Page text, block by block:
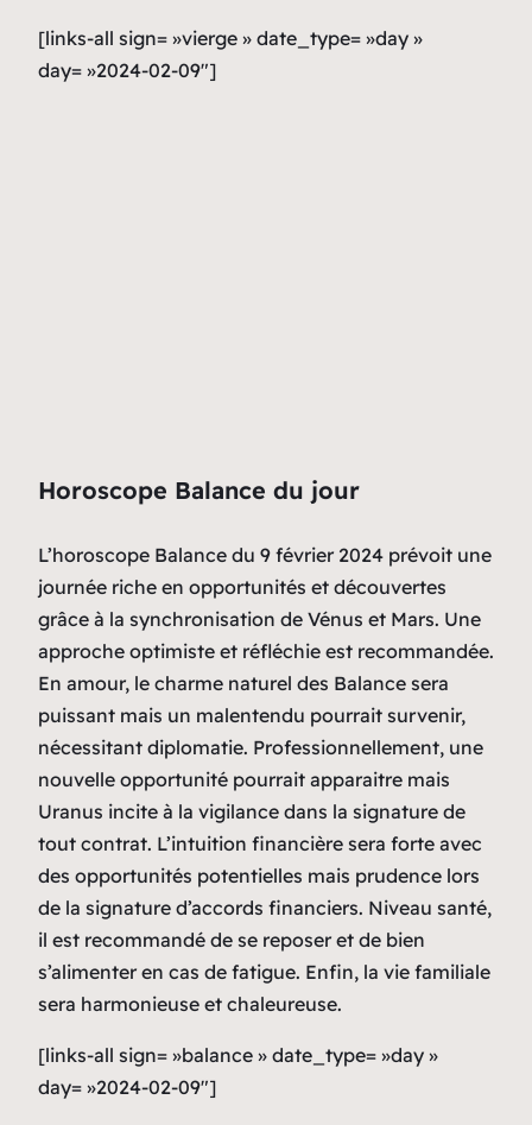
[links-all sign= »vierge » date_type= »day »
day= »2024-02-09″]
Horoscope Balance du jour
L’horoscope Balance du 9 février 2024 prévoit une
journée riche en opportunités et découvertes
grâce à la synchronisation de Vénus et Mars. Une
approche optimiste et réfléchie est recommandée.
En amour, le charme naturel des Balance sera
puissant mais un malentendu pourrait survenir,
nécessitant diplomatie. Professionnellement, une
nouvelle opportunité pourrait apparaitre mais
Uranus incite à la vigilance dans la signature de
tout contrat. L’intuition financière sera forte avec
des opportunités potentielles mais prudence lors
de la signature d’accords financiers. Niveau santé,
il est recommandé de se reposer et de bien
s’alimenter en cas de fatigue. Enfin, la vie familiale
sera harmonieuse et chaleureuse.
[links-all sign= »balance » date_type= »day »
day= »2024-02-09″]